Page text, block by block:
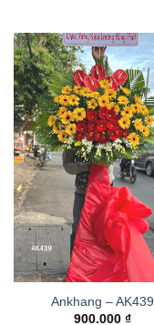
Ankhang – AK439
900.000 ₫